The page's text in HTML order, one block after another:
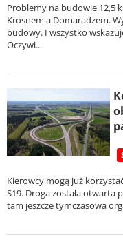
Problemy na budowie 12,5
Krosnem a Domaradzem.
budowy. I wszystko
Oczywi...
Kierowcy mogą już
S19. Droga została otwarta
tam jeszcze tymczasowa